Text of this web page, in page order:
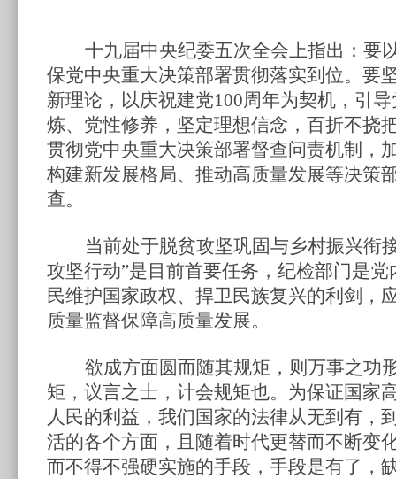
十九届中央纪委五次全会上指出：要
保党中央重大决策部署贯彻落实到位。要
新理论，以庆祝建党100周年为契机，引
炼、党性修养，坚定理想信念，百折不挠
贯彻党中央重大决策部署督查问责机制，
构建新发展格局、推动高质量发展等决策
查。
当前处于脱贫攻坚巩固与乡村振兴衔
攻坚行动”是目前首要任务，纪检部门是
民维护国家政权、捍卫民族复兴的利剑，
质量监督保障高质量发展。
欲成方面圆而随其规矩，则万事之功
矩，议言之士，计会规矩也。为保证国家
人民的利益，我们国家的法律从无到有，
活的各个方面，且随着时代更替而不断变
而不得不强硬实施的手段，手段是有了，